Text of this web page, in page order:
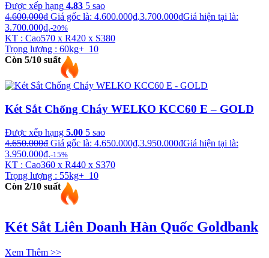
Được xếp hạng 4.83 5 sao
4.600.000₫ Giá gốc là: 4.600.000₫.3.700.000₫Giá hiện tại là:
3.700.000₫.-20%
KT : Cao570 x R420 x S380
Trọng lượng : 60kg+_10
Còn 5/10 suất
Két Sắt Chống Cháy WELKO KCC60 E – GOLD
Được xếp hạng 5.00 5 sao
4.650.000₫ Giá gốc là: 4.650.000₫.3.950.000₫Giá hiện tại là:
3.950.000₫.-15%
KT : Cao360 x R440 x S370
Trọng lượng : 55kg+_10
Còn 2/10 suất
Két Sắt Liên Doanh Hàn Quốc Goldbank
Xem Thêm >>